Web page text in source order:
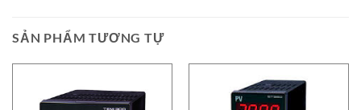
SẢN PHẨM TƯƠNG TỰ